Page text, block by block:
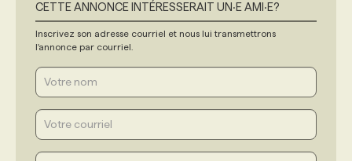
CETTE ANNONCE INTÉRESSERAIT UN‧E AMI‧E?
Inscrivez son adresse courriel et nous lui transmettrons
l'annonce par courriel.